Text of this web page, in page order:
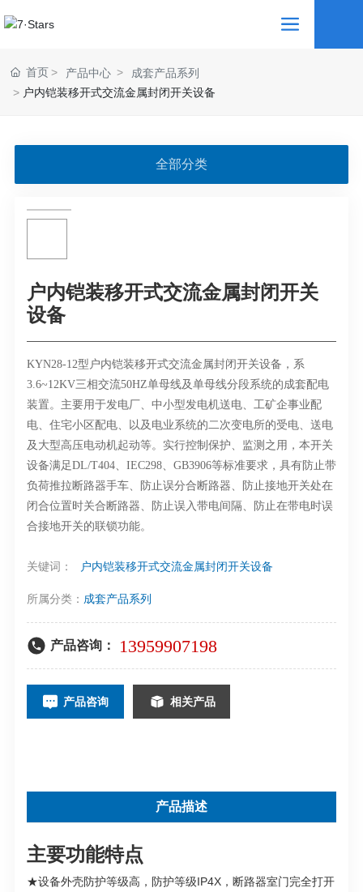
首页 产品中心
成套产品系列
户内铠装移开式交流金属封闭开关设备
全部分类
户内铠装移开式交流金属封闭开关
设备
KYN28-12型户内铠装移开式交流金属封闭开关设备，系
3.6~12KV三相交流50HZ单母线及单母线分段系统的成套配电
装置。主要用于发电厂、中小型发电机送电、工矿企事业配
电、住宅小区配电、以及电业系统的二次变电所的受电、送电
及大型高压电动机起动等。实行控制保护、监测之用，本开关
设备满足DL/T404、IEC298、GB3906等标准要求，具有防止带
负荷推拉断路器手车、防止误分合断路器、防止接地开关处在
闭合位置时关合断路器、防止误入带电间隔、防止在带电时误
合接地开关的联锁功能。
关键词： 户内铠装移开式交流金属封闭开关设备
所属分类： 成套产品系列
产品咨询： 13959907198
产品咨询 相关产品
产品描述
主要功能特点
★设备外壳防护等级高，防护等级IP4X，断路器室门完全打开